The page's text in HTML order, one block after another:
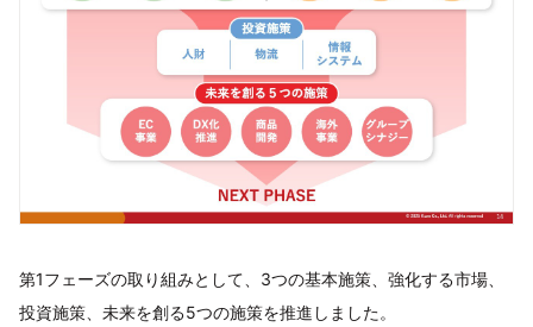
第1フェーズの取り組みとして、3つの基本施策、強化する市場、
投資施策、未来を創る5つの施策を推進しました。